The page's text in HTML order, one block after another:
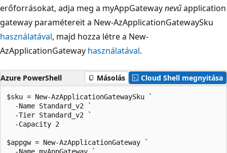
erőforrásokat, adja meg a myAppGatewaynevűapplication
gateway paramétereit a New-AzApplicationGatewaySku
használatával, majd hozza létre a New-
AzApplicationGateway használatával.
Azure PowerShell Másolás Cloud Shell megnyitása
$sku = New-AzApplicationGatewaySku `
  -Name Standard_v2 `
  -Tier Standard_v2 `
  -Capacity 2
$appgw = New-AzApplicationGateway `
  -Name myAppGateway `